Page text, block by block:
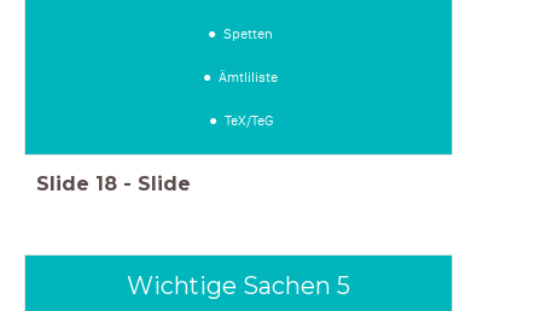
Spetten
Ämtliliste
TeX/TeG
Slide 18 - Slide
Wichtige Sachen 5